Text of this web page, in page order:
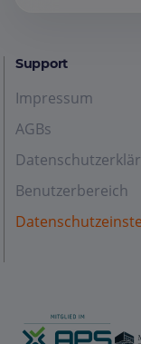
Support
Impressum
AGBs
Benutzerbereich